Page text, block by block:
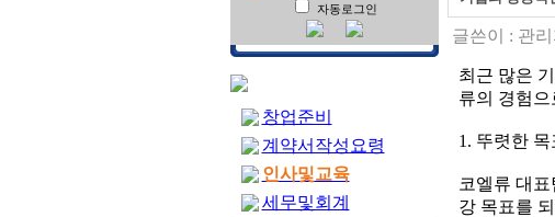
자동로그인
창업준비
계약서작성요령
인사및교육
세무및회계
글쓴이 : 관
최근 많은
류의 경험으
1. 뚜렷한
코엘류 대
강 목표를